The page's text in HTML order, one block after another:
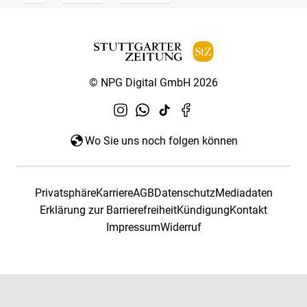
© NPG Digital GmbH 2026
Wo Sie uns noch folgen können
PrivatsphäreKarriereAGBDatenschutzMediadaten
Erklärung zur BarrierefreiheitKündigungKontakt
ImpressumWiderruf